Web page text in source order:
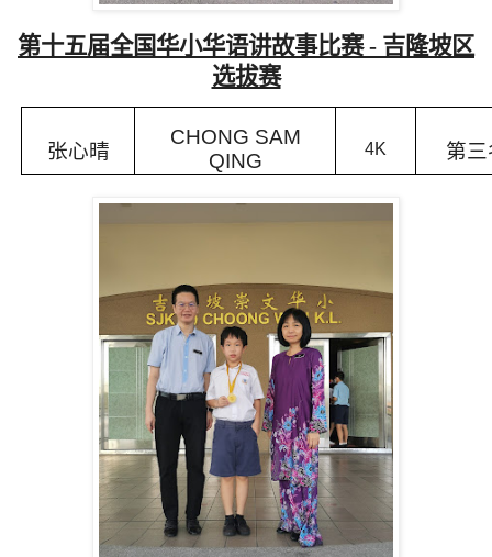
第十五届全国华小华语讲故事比赛- 吉隆坡区
选拔赛
张心晴
CHONG SAM
QING
4K 第